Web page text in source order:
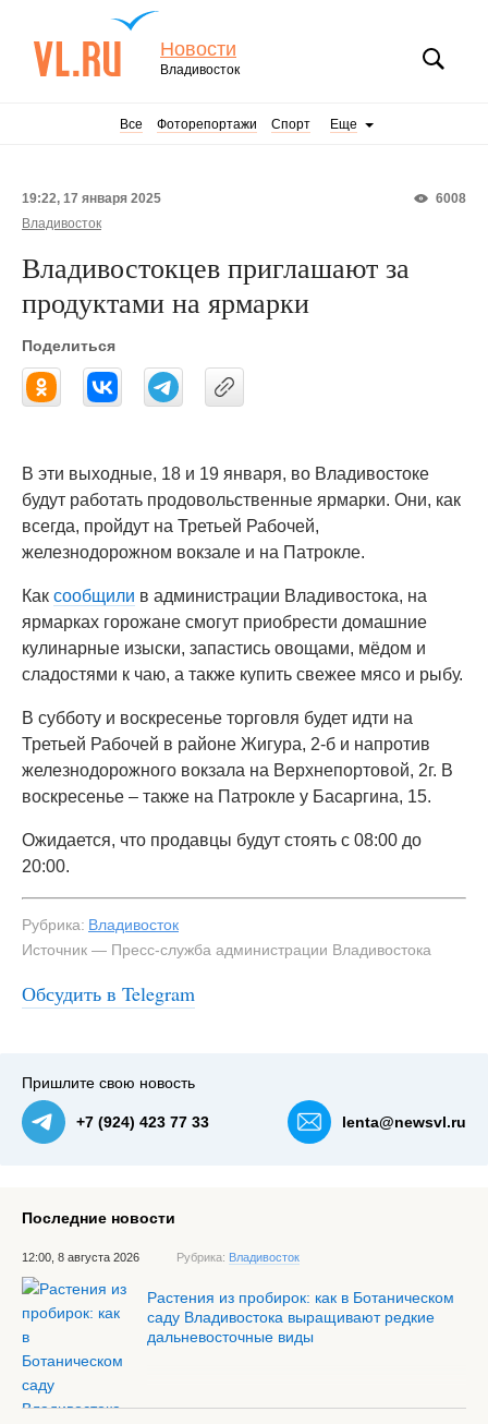
Новости
Владивосток
Все Фоторепортажи Спорт Еще
6008
19:22, 17 января 2025
Владивосток
Владивостокцев приглашают за
продуктами на ярмарки
Поделиться
В эти выходные, 18 и 19 января, во Владивостоке
будут работать продовольственные ярмарки. Они, как
всегда, пройдут на Третьей Рабочей,
железнодорожном вокзале и на Патрокле.
Как сообщили в администрации Владивостока, на
ярмарках горожане смогут приобрести домашние
кулинарные изыски, запастись овощами, мёдом и
сладостями к чаю, а также купить свежее мясо и рыбу.
В субботу и воскресенье торговля будет идти на
Третьей Рабочей в районе Жигура, 2-б и напротив
железнодорожного вокзала на Верхнепортовой, 2г. В
воскресенье – также на Патрокле у Басаргина, 15.
Ожидается, что продавцы будут стоять с 08:00 до
20:00.
Рубрика: Владивосток
Источник — Пресс-служба администрации Владивостока
Обсудить в Telegram
Пришлите свою новость
+7 (924) 423 77 33 lenta@newsvl.ru
Последние новости
12:00, 8 августа 2026 Рубрика: Владивосток
Растения из пробирок: как в Ботаническом
саду Владивостока выращивают редкие
дальневосточные виды